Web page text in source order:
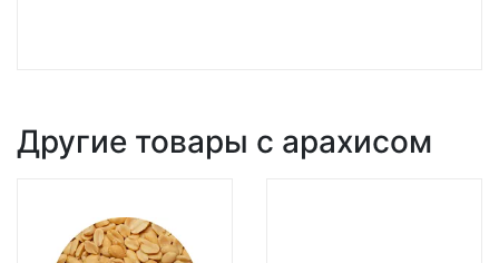
Другие товары с арахисом